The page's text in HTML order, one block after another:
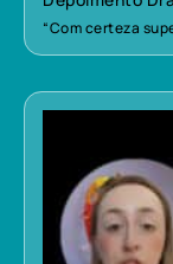
“Com certeza